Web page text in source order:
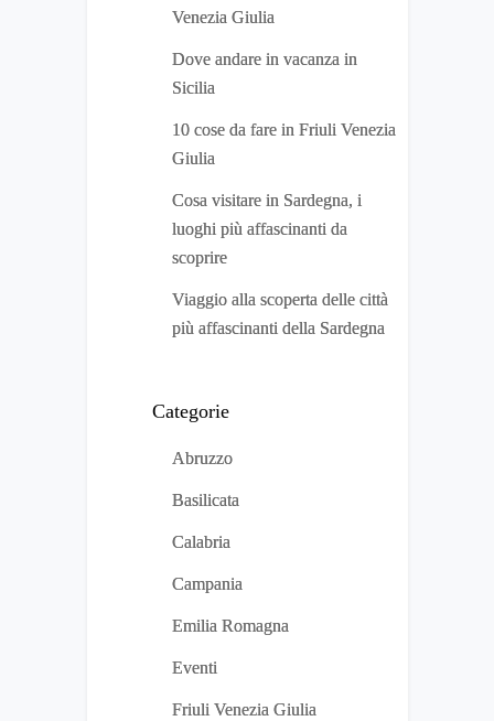
Venezia Giulia
Dove andare in vacanza in
Sicilia
10 cose da fare in Friuli Venezia
Giulia
Cosa visitare in Sardegna, i
luoghi più affascinanti da
scoprire
Viaggio alla scoperta delle città
più affascinanti della Sardegna
Categorie
Abruzzo
Basilicata
Calabria
Campania
Emilia Romagna
Eventi
Friuli Venezia Giulia